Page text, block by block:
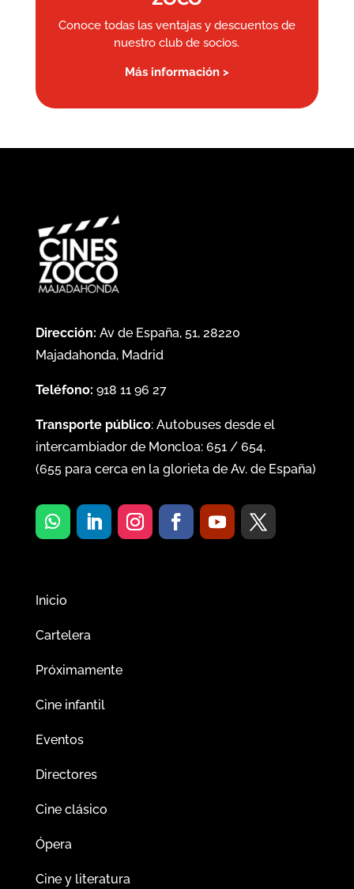
Conoce todas las ventajas y descuentos de
nuestro club de socios.
Más información >
Dirección: Av de España, 51, 28220
Majadahonda, Madrid
Teléfono: 918 11 96 27
Transporte público: Autobuses desde el
intercambiador de Moncloa: 651/ 654.
(655para cerca en la glorieta de Av. de España)
Inicio
Cartelera
Próximamente
Cine infantil
Eventos
Directores
Cine clásico
Ópera
Cine y literatura